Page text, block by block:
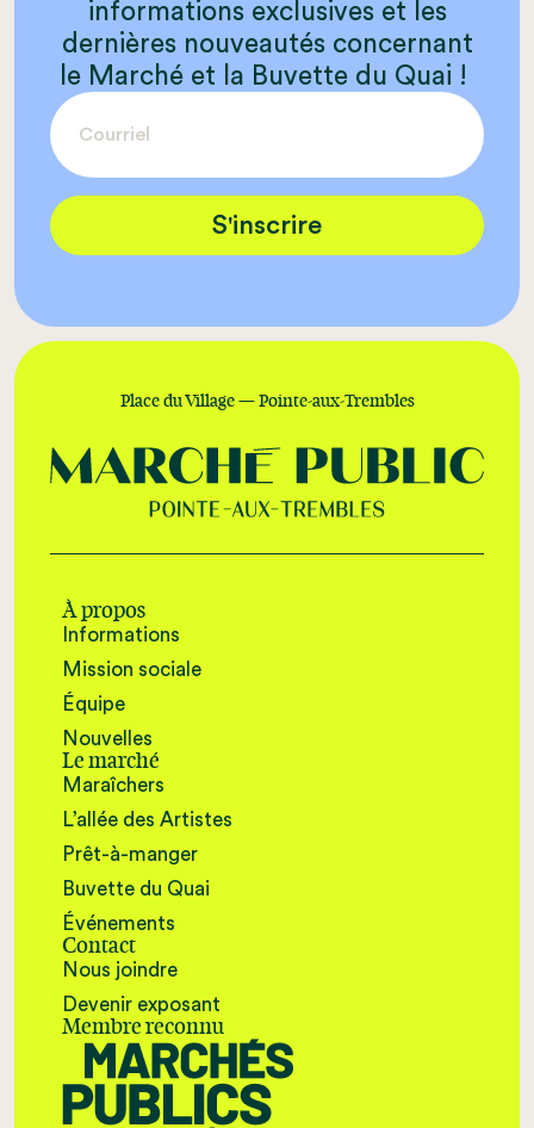
informations exclusives et les
dernières nouveautés concernant
le Marché et la Buvette du Quai !
S'inscrire
Place du Village — Pointe-aux-Trembles
À propos
Informations
Mission sociale
Équipe
Nouvelles
Le marché
Maraîchers
L’allée des Artistes
Prêt-à-manger
Buvette du Quai
Événements
Contact
Nous joindre
Devenir exposant
Membre reconnu